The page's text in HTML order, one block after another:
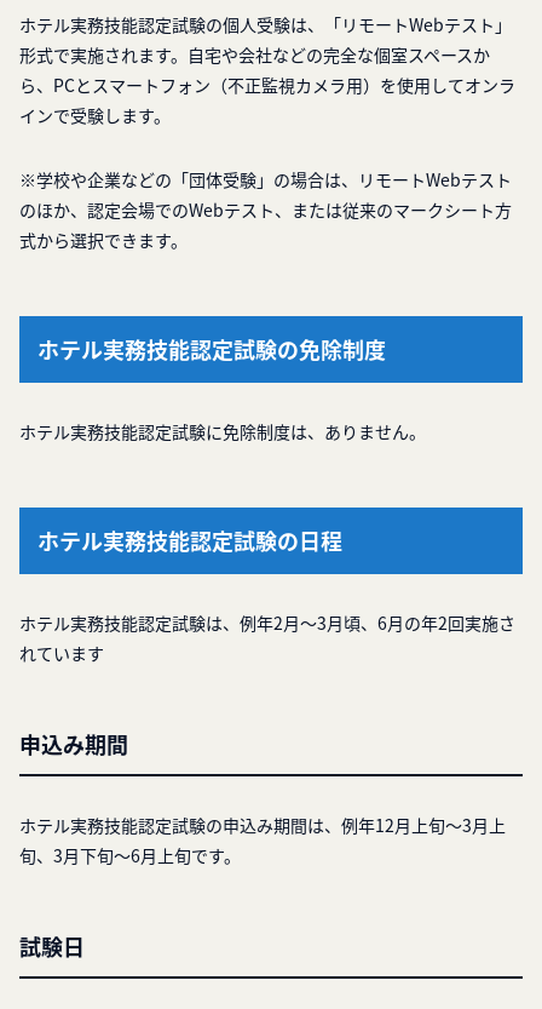
ホテル実務技能認定試験の個人受験は、「リモートWebテスト」
形式で実施されます。自宅や会社などの完全な個室スペースか
ら、PCとスマートフォン（不正監視カメラ用）を使用してオンラ
インで受験します。
※学校や企業などの「団体受験」の場合は、リモートWebテスト
のほか、認定会場でのWebテスト、または従来のマークシート方
式から選択できます。
ホテル実務技能認定試験の免除制度
ホテル実務技能認定試験に免除制度は、ありません。
ホテル実務技能認定試験の日程
ホテル実務技能認定試験は、例年2月～3月頃、6月の年2回実施さ
れています
申込み期間
ホテル実務技能認定試験の申込み期間は、例年12月上旬～3月上
旬、3月下旬～6月上旬です。
試験日